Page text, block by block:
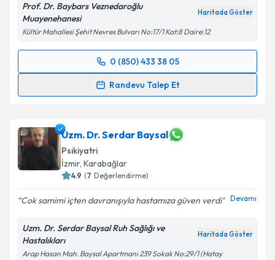
Metni'ni okudum ve kişisel verilerimin belirtilen
kapsamda işlenmesini kabul ediyorum.
Takvim Talebini Gönder
Prof. Dr. Baybars Veznedaroğlu
Muayenehanesi
Haritada Göster
Kültür Mahallesi Şehit Nevres Bulvarı No:17/1 Kat:8 Daire:12
0 (850) 433 38 05
Randevu Talep Et
Randevu Takvimi Talebi
almanız için bir takvim hazırlandığında e-posta ile
bilgilendireceğiz.
E-posta Adresiniz
Kişisel verilerimin işlenmesine ilişkin
Aydınlatma
Metni
kapsamda işlenmesini kabul ediyorum.
Uzm. Dr. Serdar Baysal
Psikiyatri
İzmir, Karabağlar
4.9 (7 Değerlendirme)
Cok samimi içten davranışıyla hastamıza güven verdi Devamı
Uzm. Dr. Serdar Baysal Ruh Sağlığı ve
Hastalıkları
Haritada Göster
Arap Hasan Mah. Baysal Apartmanı 239 Sokak No:29/1 (Hatay